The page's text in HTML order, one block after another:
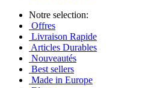
Notre selection:
Offres
Livraison Rapide
Articles Durables
Nouveautés
Best sellers
Made in Europe